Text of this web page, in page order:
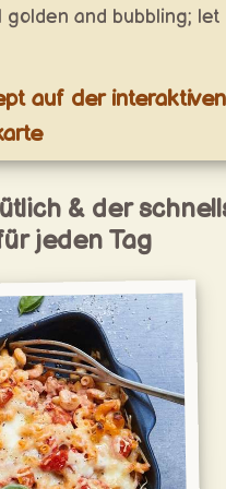
golden and bubbling; let
auf der interaktiven
& der
jeden Tag